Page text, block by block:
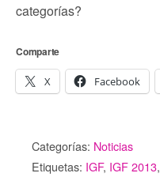
categorías?
Comparte
X Facebook
Categorías: Noticias
Etiquetas: IGF, IGF 2013,